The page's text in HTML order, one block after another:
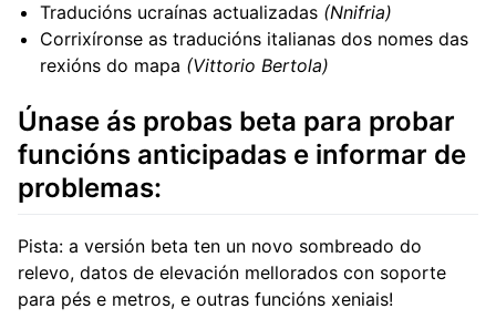
Traducións ucraínas actualizadas (Nnifria)
Corrixíronse as traducións italianas dos nomes das
rexións do mapa (Vittorio Bertola)
Únase ás probas beta para probar
funcións anticipadas e informar de
problemas:
Pista: a versión beta ten un novo sombreado do
relevo, datos de elevación mellorados con soporte
para pés e metros, e outras funcións xeniais!